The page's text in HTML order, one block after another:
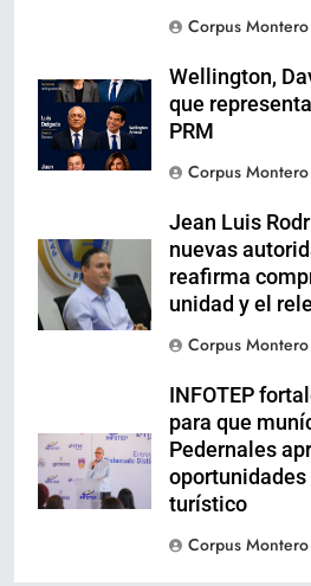
Corpus Montero
Wellington,
que
PRM
Corpus Montero
Jean Luis
nuevas
reafirma
unidad y el
Corpus Montero
INFOTEP
para que
Pedernales
turístico
Corpus Montero